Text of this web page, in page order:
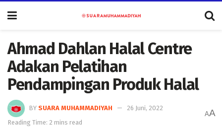
Ahmad Dahlan Halal Centre
Adakan Pelatihan
Pendampingan Produk Halal
BY SUARA MUHAMMADIYAH
26 Juni, 2022
Reading Time: 2 mins read
AA